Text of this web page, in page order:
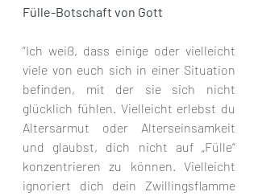
Fülle-Botschaft von Gott
“Ich weiß, dass einige oder vielleicht
viele von euch sich in einer Situation
befinden, mit der sie sich nicht
glücklich fühlen. Vielleicht erlebst du
Altersarmut oder Alterseinsamkeit
und glaubst, dich nicht auf „Fülle“
konzentrieren zu können. Vielleicht
ignoriert dich dein Zwillingsflamme